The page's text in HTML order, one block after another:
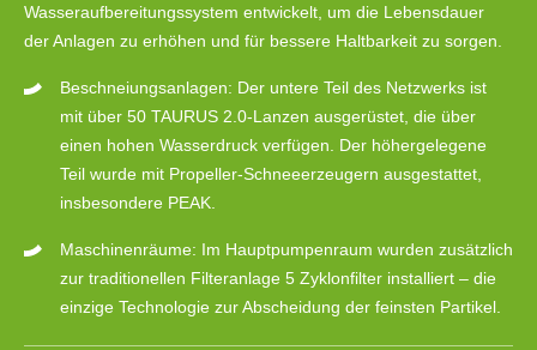
Wasseraufbereitungssystem entwickelt, um die Lebensdauer
der Anlagen zu erhöhen und für bessere Haltbarkeit zu sorgen.
Beschneiungsanlagen: Der untere Teil des Netzwerks ist
mit über 50 TAURUS 2.0-Lanzen ausgerüstet, die über
einen hohen Wasserdruck verfügen. Der höhergelegene
Teil wurde mit Propeller-Schneeerzeugern ausgestattet,
insbesondere PEAK.
Maschinenräume: Im Hauptpumpenraum wurden zusätzlich
zur traditionellen Filteranlage 5 Zyklonfilter installiert – die
einzige Technologie zur Abscheidung der feinsten Partikel.